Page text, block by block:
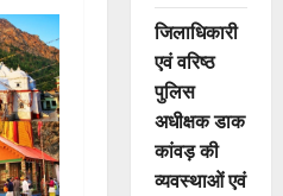
जिलाधिकारी
एवं वरिष्ठ
पुलिस
अधीक्षक डाक
कांवड़ की
व्यवस्थाओं एवं